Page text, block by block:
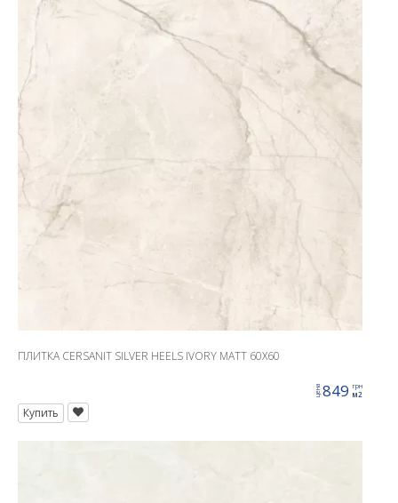
ПЛИТКА CERSANIT SILVER HEELS IVORY MATT 60X60
цена849 грн
м2
Купить